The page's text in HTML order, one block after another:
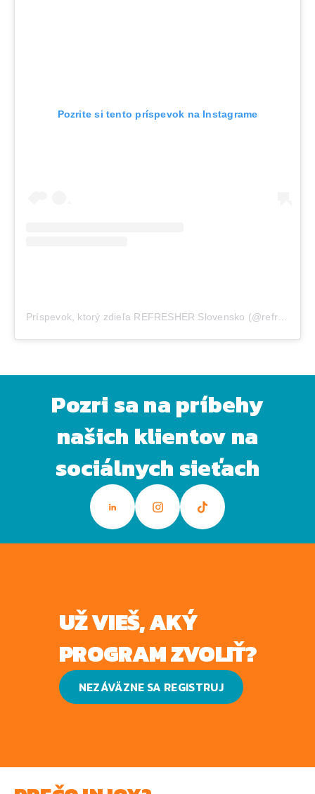
Pozrite si tento príspevok na Instagrame
Pozri sa na príbehy
našich klientov na
sociálnych sieťach
UŽ VIEŠ, AKÝ
PROGRAM ZVOLIŤ?
NEZÁVÄZNE SA REGISTRUJ